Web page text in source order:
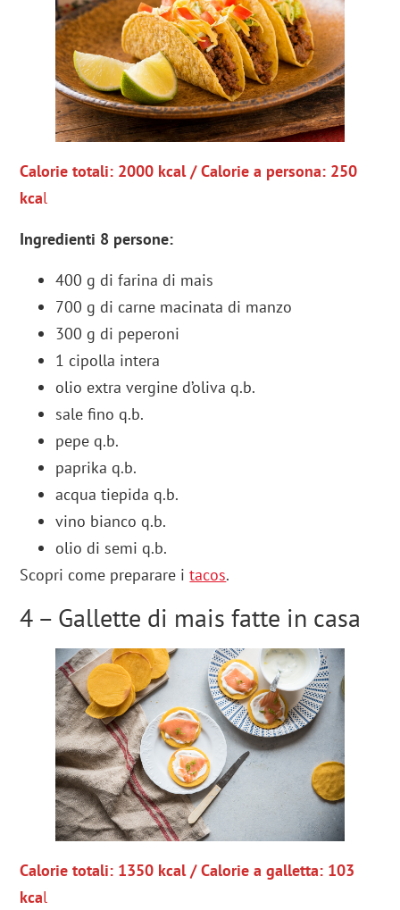
Calorie totali: 2000 kcal / Calorie a persona: 250
kcal
Ingredienti 8 persone:
400 g di farina di mais
700 g di carne macinata di manzo
300 g di peperoni
1 cipolla intera
olio extra vergine d’oliva q.b.
sale fino q.b.
pepe q.b.
paprika q.b.
acqua tiepida q.b.
vino bianco q.b.
olio di semi q.b.
Scopri come preparare itacos.
4 – Gallette di mais fatte in casa
Calorie totali: 1350 kcal / Calorie a galletta: 103
kcal